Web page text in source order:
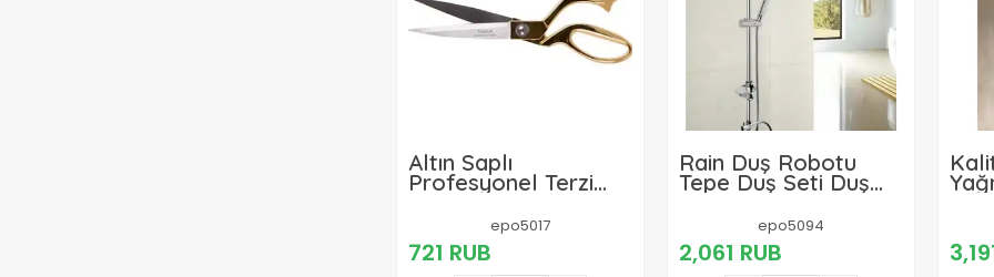
Altın Saplı
Profesyonel Terzi
Makası
epo5017
721 RUB
Rain Duş Robotu
Tepe Duş Seti Duş
Başlığı Sistemi Seti
Yağmurlama Duş
Robotu Fonksiyonel
Duş Robotu
epo5094
2,061 RUB